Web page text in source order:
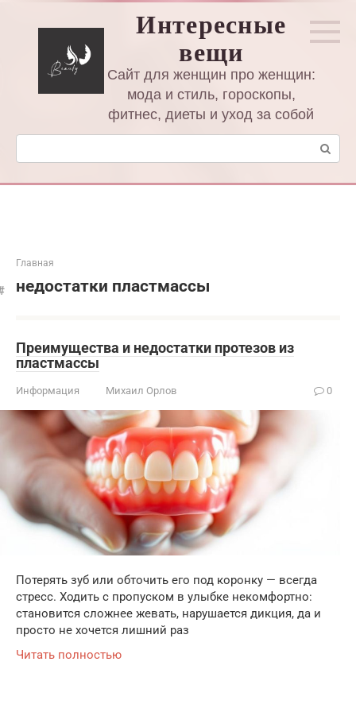
Интересные
вещи
Сайт для женщин про женщин:
мода и стиль, гороскопы,
фитнес, диеты и уход за собой
Поиск:
Главная
недостатки пластмассы
Преимущества и недостатки протезов из
пластмассы
Информация Михаил Орлов 0
Потерять зуб или обточить его под коронку — всегда
стресс. Ходить с пропуском в улыбке некомфортно:
становится сложнее жевать, нарушается дикция, да и
просто не хочется лишний раз
Читать полностью